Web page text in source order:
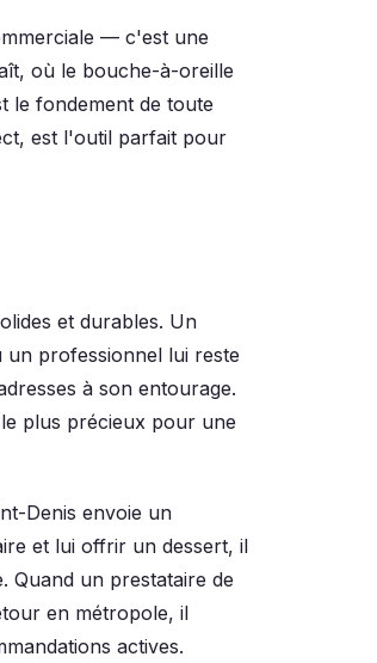
— c'est une
où le bouche-à-oreille
le fondement de toute
est l'outil parfait pour
et durables. Un
professionnel lui reste
à son entourage.
plus précieux pour une
Denis envoie un
et lui offrir un dessert, il
Quand un prestataire de
en métropole, il
actives.